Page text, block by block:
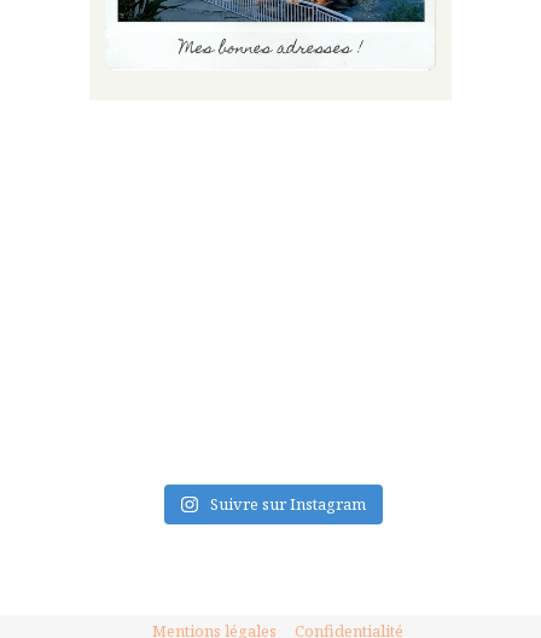
Suivre sur Instagram
Mentions légales Confidentialité